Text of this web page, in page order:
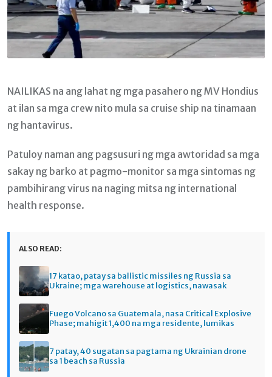
NAILIKAS na ang lahat ng mga pasahero ng MV Hondius
at ilan sa mga crew nito mula sa cruise ship na tinamaan
ng hantavirus.
Patuloy naman ang pagsusuri ng mga awtoridad sa mga
sakay ng barko at pagmo-monitor sa mga sintomas ng
pambihirang virus na naging mitsa ng international
health response.
ALSO READ:
17 katao, patay sa ballistic missiles ng Russia sa
Ukraine; mga warehouse at logistics, nawasak
Fuego Volcano sa Guatemala, nasa Critical Explosive
Phase; mahigit 1,400 na mga residente, lumikas
7 patay, 40 sugatan sa pagtama ng Ukrainian drone
sa 1 beach sa Russia